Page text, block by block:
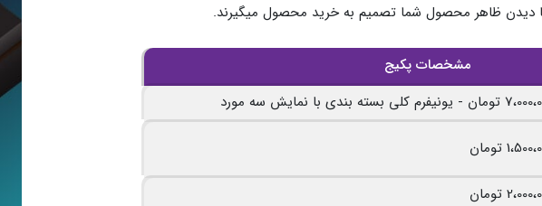
دیدن ظاهر محصول شما تصمیم به خرید محصول میگیرند.
مشخصات پکیج
یونیفرم کلی بسته بندی با نمایش سه مورد
تومان
تومان